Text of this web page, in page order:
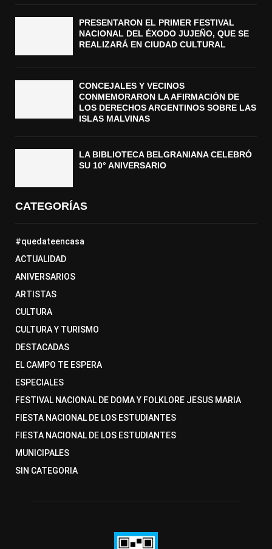
PRESENTARON EL PRIMER FESTIVAL
NACIONAL DEL ÉXODO JUJEÑO, QUE SE
REALIZARÁ EN CIUDAD CULTURAL
CONCEJALES Y VECINOS
CONMEMORARON LA AFIRMACIÓN DE
LOS DERECHOS ARGENTINOS SOBRE LAS
ISLAS MALVINAS
LA BIBLIOTECA BELGRANIANA CELEBRÓ
SU 10° ANIVERSARIO
CATEGORÍAS
#quedateencasa
ACTUALIDAD
ANIVERSARIOS
ARTISTAS
CULTURA
CULTURA Y TURISMO
DESTACADAS
EL CAMPO TE ESPERA
ESPECIALES
FESTIVAL NACIONAL DE DOMA Y FOLKLORE JESUS MARIA
FIESTA NACIONAL DE LOS ESTUDIANTES
FIESTA NACIONAL DE LOS ESTUDIANTES
MUNICIPALES
SIN CATEGORIA